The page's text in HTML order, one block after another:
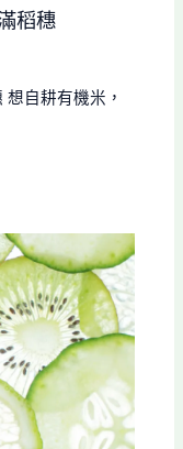
稻穗
自耕有機米，